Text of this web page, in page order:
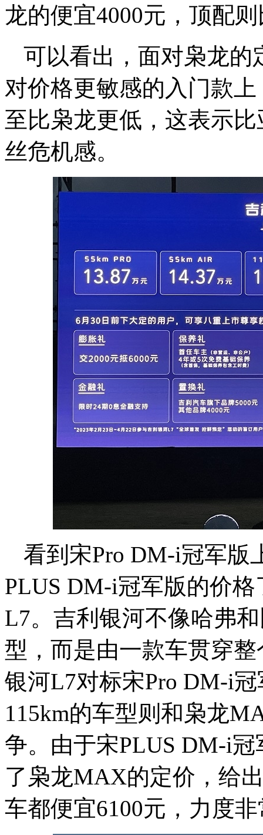
龙的便宜4000元，顶配
可以看出，面对枭龙的
对价格更敏感的入门款
至比枭龙更低，这表示
丝危机感。
看到宋Pro DM-i冠军版
PLUS DM-i冠军版的价
L7。吉利银河不像哈弗
型，而是由一款车贯穿
银河L7对标宋Pro DM-i
115km的车型则和枭龙
争。由于宋PLUS DM-i
了枭龙MAX的定价，给
车都便宜6100元，力度